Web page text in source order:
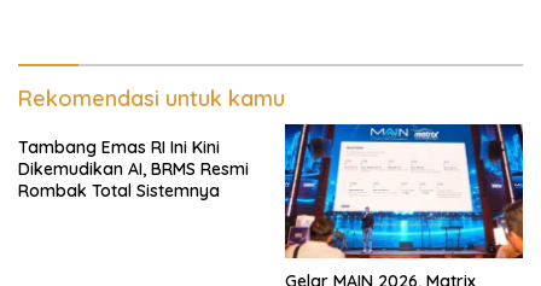
Rekomendasi untuk kamu
Tambang Emas RI Ini Kini
Dikemudikan AI, BRMS Resmi
Rombak Total Sistemnya
Gelar MAIN 2026, Matrix